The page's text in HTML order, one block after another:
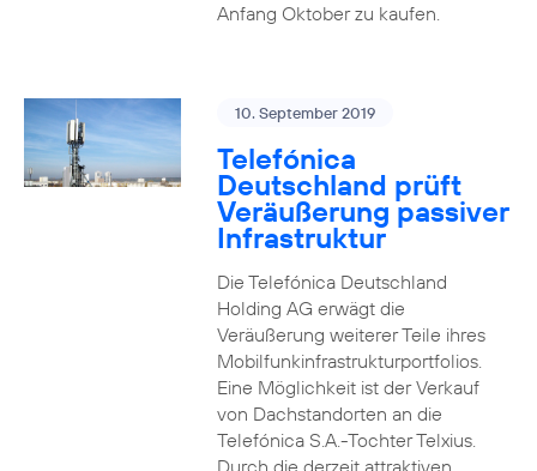
Anfang Oktober zu kaufen.
10. September 2019
Telefónica
Deutschland prüft
Veräußerung passiver
Infrastruktur
Die Telefónica Deutschland
Holding AG erwägt die
Veräußerung weiterer Teile ihres
Mobilfunkinfrastrukturportfolios.
Eine Möglichkeit ist der Verkauf
von Dachstandorten an die
Telefónica S.A.-Tochter Telxius.
Durch die derzeit attraktiven